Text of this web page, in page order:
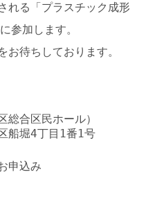
れる「プラスチック成形
参加します。
待ちしております。
総合区民ホール）
船堀4丁目1番1号
申込み